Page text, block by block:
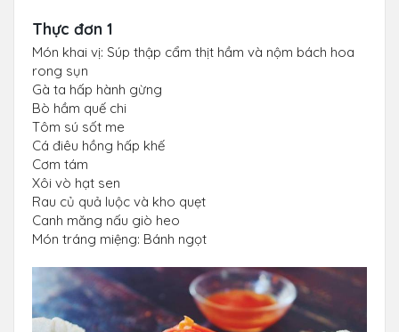
Thực đơn 1
Món khai vị: Súp thập cẩm thịt hầm và nộm bách hoa
rong sụn
Gà ta hấp hành gừng
Bò hầm quế chi
Tôm sú sốt me
Cá điêu hồng hấp khế
Cơm tám
Xôi vò hạt sen
Rau củ quả luộc và kho quẹt
Canh măng nấu giò heo
Món tráng miệng: Bánh ngọt